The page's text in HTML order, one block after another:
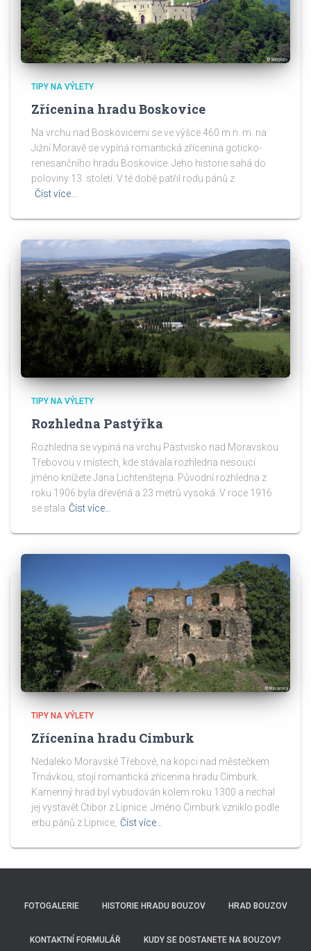
TIPY NA VÝLETY
Zřícenina hradu Boskovice
Na vrchu nad Boskovicemi se ve výšce 460 m n. m. na
Jižní Moravě se vypíná romantická zřícenina goticko-
renesančního hradu Boskovice. Jeho historie sahá do
poloviny 13. století. V té době patřil rodu pánů z
Číst více…
TIPY NA VÝLETY
Rozhledna Pastýřka
Rozhledna se vypíná na vrchu Pastvisko nad Moravskou
Třebovou v místech, kde stávala rozhledna nesoucí
jméno knížete Jana Lichtenštejna. Původní rozhledna z
roku 1906 byla dřevěná a 23 metrů vysoká. V roce 1916
se stala Číst více…
TIPY NA VÝLETY
Zřícenina hradu Cimburk
Nedaleko Moravské Třebové, na kopci nad městečkem
Trnávkou, stojí romantická zřícenina hradu Cimburk.
Kamenný hrad byl vybudován kolem roku 1300 a nechal
jej vystavět Ctibor z Lipnice. Jméno Cimburk vzniklo podle
erbu pánů z Lipnice, Číst více…
FOTOGALERIE HISTORIE HRADU BOUZOV HRAD BOUZOV
KONTAKTNÍ FORMULÁŘ KUDY SE DOSTANETE NA BOUZOV?